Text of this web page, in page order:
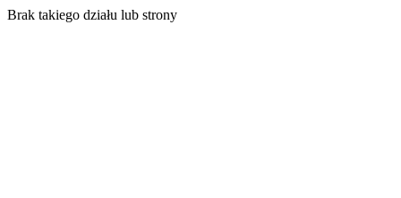
Brak takiego działu lub strony